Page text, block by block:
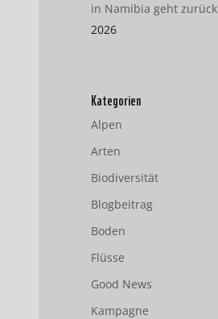
in Namibia geht zurück
2026
Kategorien
Alpen
Arten
Biodiversität
Blogbeitrag
Boden
Flüsse
Good News
Kampagne